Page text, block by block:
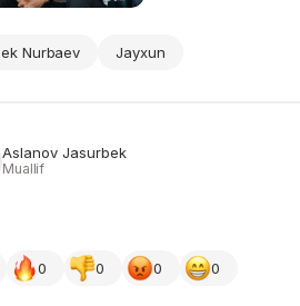
Nurbaev Jayxun
Aslanov Jasurbek
Muallif
0 0 0 0